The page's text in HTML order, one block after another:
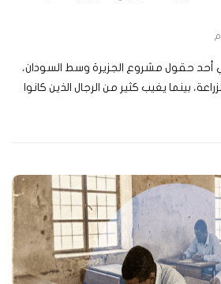
3 أغسطس 2026 في أحد حقول مشروع الجزيرة وسط السودان،
بينما يغيب كثير من الرجال الذين كانوا